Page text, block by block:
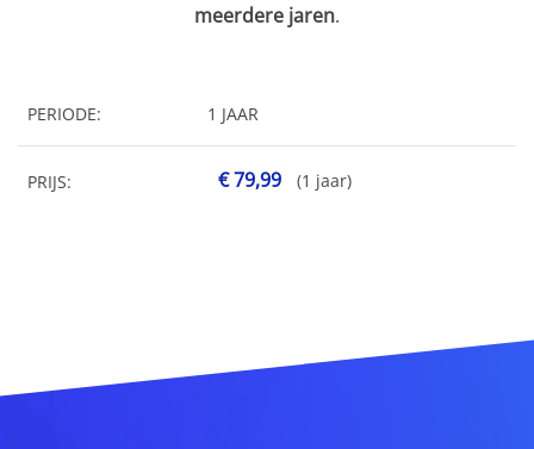
meerdere jaren.
PERIODE: 1 JAAR
PRIJS: € 79,99 (1 jaar)